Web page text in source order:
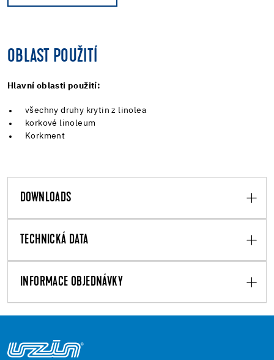
OBLAST POUŽITÍ
Hlavní oblasti použití:
všechny druhy krytin z linolea
korkové linoleum
Korkment
DOWNLOADS
TECHNICKÁ DATA
INFORMACE OBJEDNÁVKY